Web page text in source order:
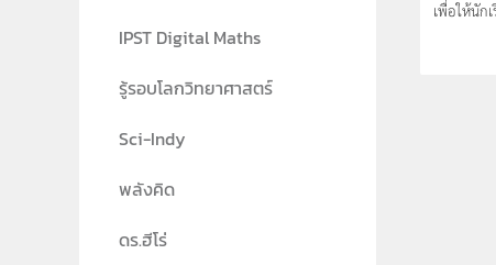
เพื่อให้นัก
IPST Digital Maths
รู้รอบโลกวิทยาศาสตร์
Sci-Indy
พลังคิด
ดร.ฮีโร่